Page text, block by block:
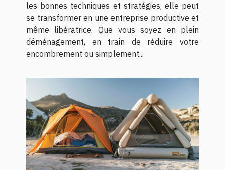
les bonnes techniques et stratégies, elle peut
se transformer en une entreprise productive et
même libératrice. Que vous soyez en plein
déménagement, en train de réduire votre
encombrement ou simplement...